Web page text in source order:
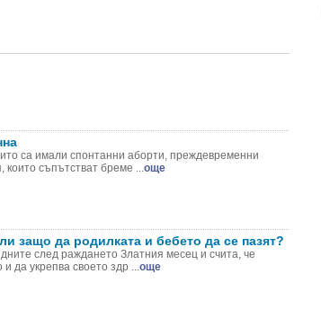
са имали спонтанни аборти, преждевременни
които съпътстват бреме ...още
защо да родилката и бебето да се пазят?
след раждането Златния месец и счита, че
да укрепва своето здр ...още